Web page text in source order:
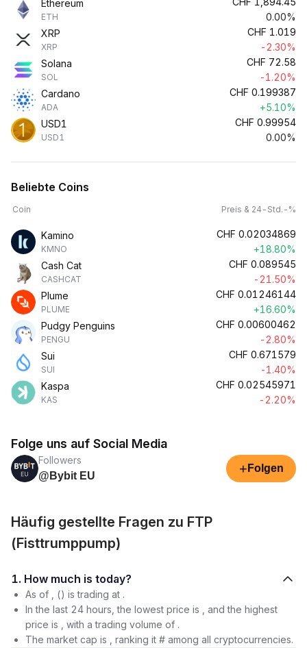
Ethereum
ETH
0.00%
XRP
XRP
CHF 1.019
-2.30%
Solana
SOL
CHF 72.58
-1.20%
Cardano
ADA
CHF 0.199387
+5.10%
USD1
USD1
CHF 0.99954
0.00%
Beliebte Coins
Coin Preis & 24-Std.-%
Kamino
KMNO
CHF 0.02034869
+18.80%
Cash Cat
CASHCAT
CHF 0.089545
-21.50%
Plume
PLUME
CHF 0.01246144
+16.60%
Pudgy Penguins
PENGU
CHF 0.00600462
-2.80%
Sui
SUI
CHF 0.671579
-1.40%
Kaspa
KAS
CHF 0.02545971
-2.20%
Folge uns auf Social Media
Followers
@Bybit EU
+ Folgen
Häufig gestellte Fragen zu FTP
(Fisttrumppump)
1. How much is today?
As of , () is trading at .
In the last 24 hours, the lowest price is , and the highest
price is , with a trading volume of .
The market cap is , ranking it # among all cryptocurrencies.